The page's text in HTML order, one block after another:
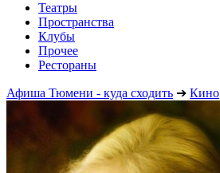
Театры
Пространства
Клубы
Прочее
Рестораны
Афиша Тюмени - куда сходить ➔ Кино